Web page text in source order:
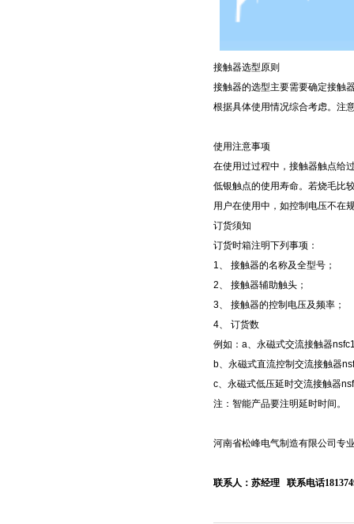
接触器选型原则
接触器的选型主要需要确定接触
根据具体使用情况综合考虑。注
使用注意事项
在使用过过程中，接触器触点给
低银触点的使用寿命。若烧毛比
用户在使用中，如控制电压不在
订货须知
订货时箱注明下列事项：
1、 接触器的名称及全型号；
2、 接触器辅助触头；
3、 接触器的控制电压及频率；
4、 订货数
例如：a、永磁式交流接触器
b、永磁式直流控制交流接触器
c、永磁式低压延时交流接触器
注：智能产品要注明延时时间。
河南省松峰电气制造有限公司专
联系人：苏经理 联系电话